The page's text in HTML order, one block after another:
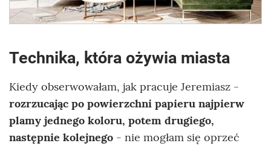
Technika, która ożywia miasta
Kiedy obserwowałam, jak pracuje Jeremiasz -
rozrzucając po powierzchni papieru najpierw
plamy jednego koloru, potem drugiego,
następnie kolejnego - nie mogłam się oprzeć